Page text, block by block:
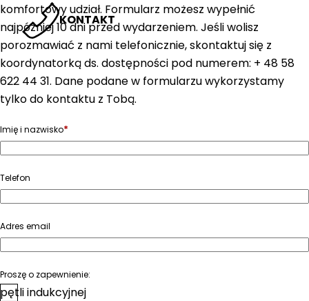
KONTAKT
komfortowy udział. Formularz możesz wypełnić
najpóźniej 10 dni przed wydarzeniem. Jeśli wolisz
porozmawiać z nami telefonicznie, skontaktuj się z
koordynatorką ds. dostępności pod numerem: + 48 58
622 44 31. Dane podane w formularzu wykorzystamy
tylko do kontaktu z Tobą.
Imię i nazwisko*
Telefon
Adres email
Proszę o zapewnienie:
pętli indukcyjnej